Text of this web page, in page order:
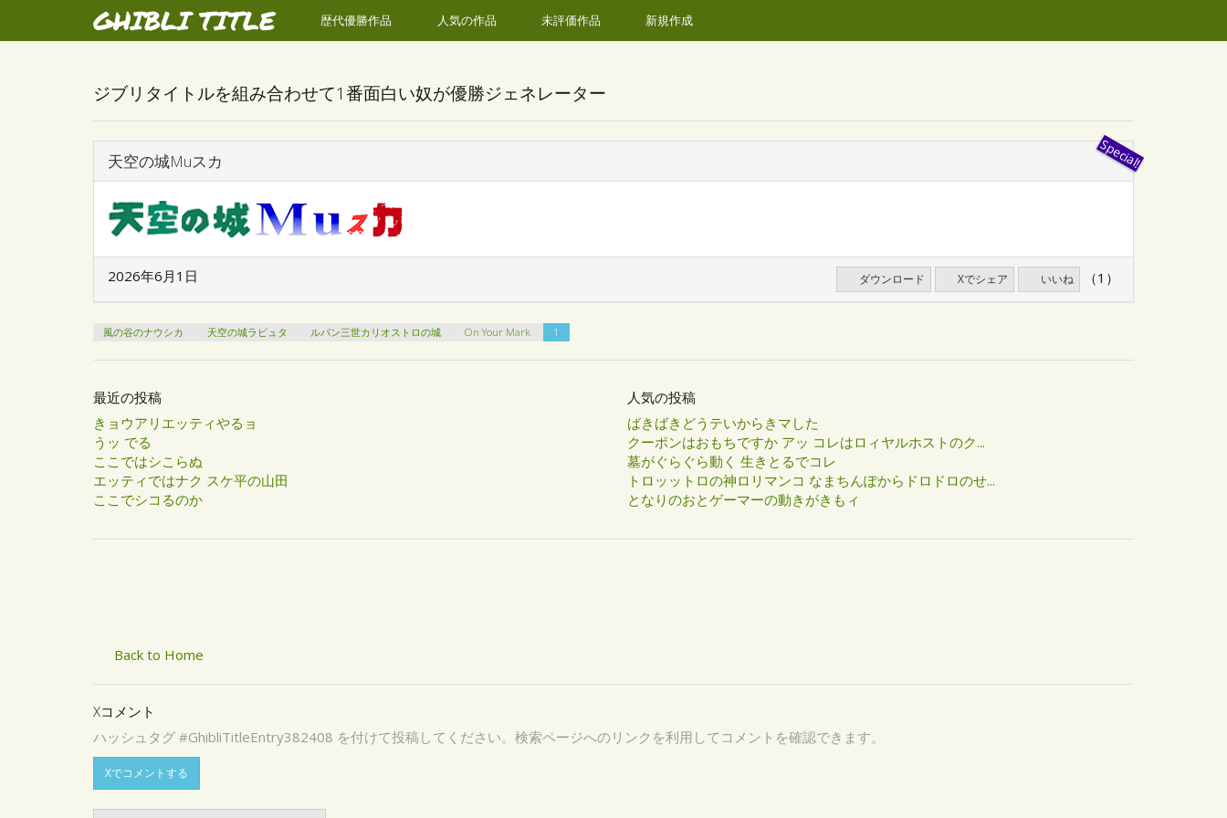
GHIBLI TITLE 歴代優勝作品 人気の作品 未評価作品 新規作成
ジブリタイトルを組み合わせて1番面白い奴が優勝ジェネレーター
天空の城Muスカ
2026年6月1日 ダウンロード Xでシェア いいね （1）
風の谷のナウシカ 天空の城ラピュタ ルパン三世カリオストロの城 On Your Mark 1
最近の投稿
きョウアリエッティやるョ
うッ でる
ここではシこらぬ
エッティではナク スケ平の山田
ここでシコるのか
人気の投稿
ばきばきどうテいからきマした
クーポンはおもちですか アッ コレはロィヤルホストのク...
墓がぐらぐら動く 生きとるでコレ
トロッットロの神ロリマンコ なまちんぽからドロドロのせ...
となりのおとゲーマーの動きがきもィ
Back to Home
Xコメント
ハッシュタグ #GhibliTitleEntry382408 を付けて投稿してください。検索ページへのリンクを利用してコメントを確認できます。
Xでコメントする